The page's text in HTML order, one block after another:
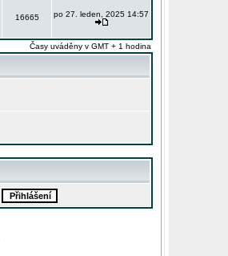
16665 po 27. leden, 2025 14:57
Časy uváděny v GMT + 1 hodina